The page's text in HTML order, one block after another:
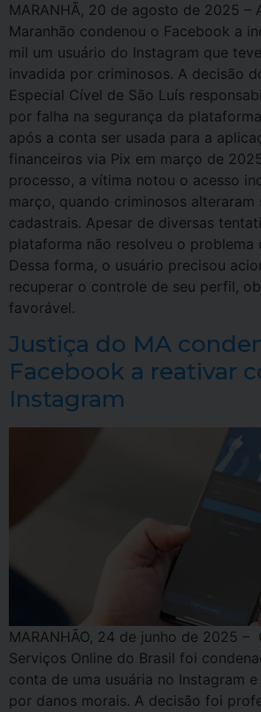
MARANHÃ, 20 de agosto de 2025 –
Maranhão condenou o Facebook a
mil um usuário do Instagram que
invadida por criminosos. A decisão
Especial Cível de São Luís
por falha na segurança da
após a conta ser usada para a
financeiros via Pix em março de
processo, a vítima notou o acesso
março, quando criminosos alteraram
cadastrais. Apesar de diversas
plataforma não resolveu o problema
Dessa forma, o usuário precisou
recuperar o controle de seu perfil,
favorável.
Justiça do MA
Facebook a reativar
Instagram
MARANHÃO, 24 de junho de 2025 –
Serviços Online do Brasil foi
conta de uma usuária no Instagram
por danos morais. A decisão foi